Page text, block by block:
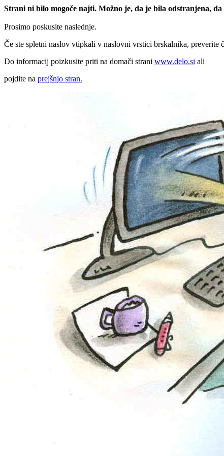
Strani ni bilo mogoče najti. Možno je, da je bila odstranjena,
Prosimo poskusite naslednje.
Če ste spletni naslov vtipkali v naslovni vrstici brskalnika, preverite
Do informacij poizkusite priti na domači strani www.delo.si ali
pojdite na prejšnjo stran.